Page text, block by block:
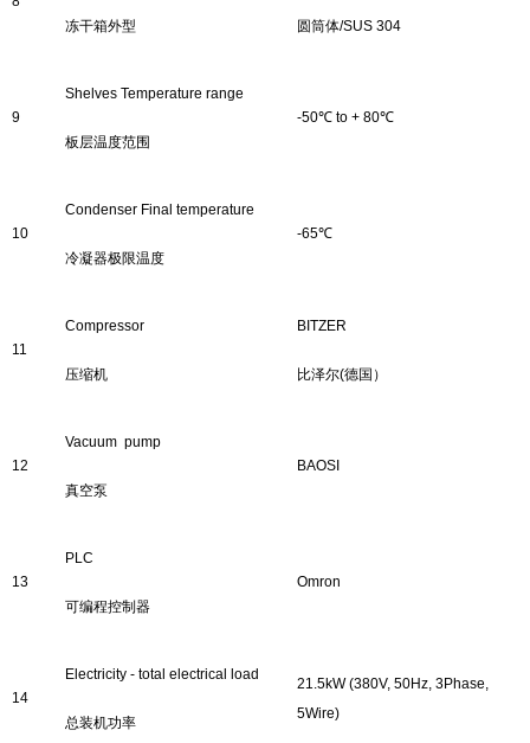
冻干箱外型
圆筒体/SUS 304
9
Shelves Temperature range
板层温度范围
-50℃ to + 80℃
10
Condenser Final temperature
冷凝器极限温度
-65℃
11
Compressor
压缩机
BITZER
比泽尔(德国）
12
Vacuum pump
真空泵
BAOSI
13
PLC
可编程控制器
Omron
14
Electricity - total electrical load
总装机功率
21.5kW (380V, 50Hz, 3Phase,
5Wire)